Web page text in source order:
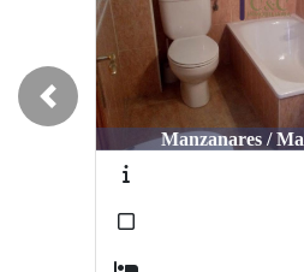
Manzanares /
Previous